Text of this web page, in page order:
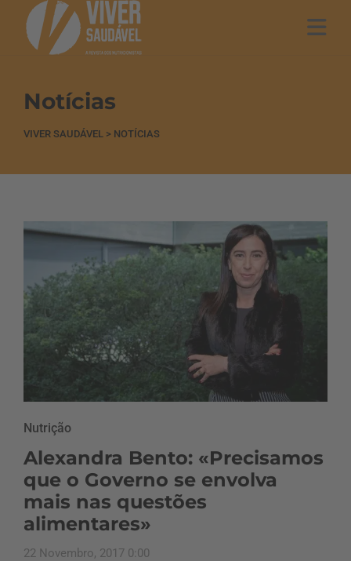
Notícias
VIVER SAUDÁVEL > NOTÍCIAS
Nutrição
Alexandra Bento: «Precisamos
que o Governo se envolva
mais nas questões
alimentares»
22 Novembro, 2017 0:00